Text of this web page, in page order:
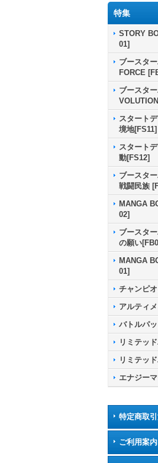
特集
STORY
01]
ブースタ
FORCE
ブースタ
スタート
境地[FS11]
スタート
動[FS12]
ブースタ
戦闘民族
MANGA
02]
ブースタ
の願い
MANGA
01]
チャンピ
アルティ
バトルパッ
リミテッ
リミテッ
エナジー
特定商取
ご利用案内